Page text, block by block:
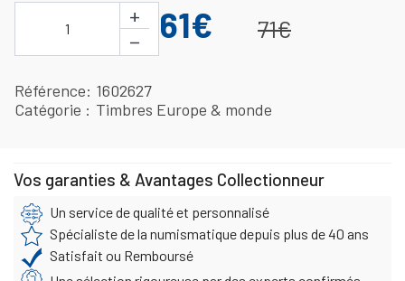
1
+
−
61€ 71€
Référence 1602627
Catégorie
Timbres Europe & monde
Vos garanties & Avantages Collectionneur
Un service de qualité et personnalisé
Spécialiste de la numismatique depuis plus de 40 ans
Satisfait ou Remboursé